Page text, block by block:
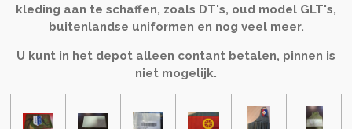
kleding aan te schaffen, zoals DT's, oud model GLT's,
buitenlandse uniformen en nog veel meer.
U kunt in het depot alleen contant betalen, pinnen is
niet mogelijk.